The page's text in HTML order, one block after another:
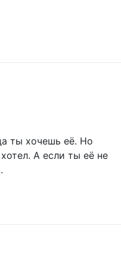
ты хочешь её. Но
А если ты её не